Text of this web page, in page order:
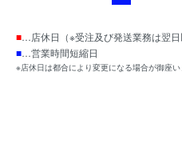
■…店休日（※受注及び発送業務は翌日
■…営業時間短縮日
※店休日は都合により変更になる場合が御座い